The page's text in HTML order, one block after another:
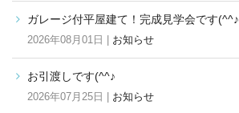
ガレージ付平屋建て！完成見学会です(^^♪
2026年08月01日 | お知らせ
お引渡しです(^^♪
2026年07月25日 | お知らせ